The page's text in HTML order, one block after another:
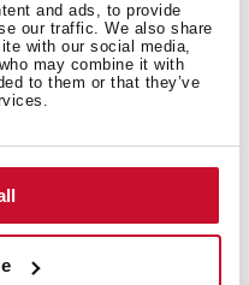
and ads, to provide
our traffic. We also share
with our social media,
may combine it with
to them or that they’ve
de Teka
eso ofrecemos una
nosotros, garantizando